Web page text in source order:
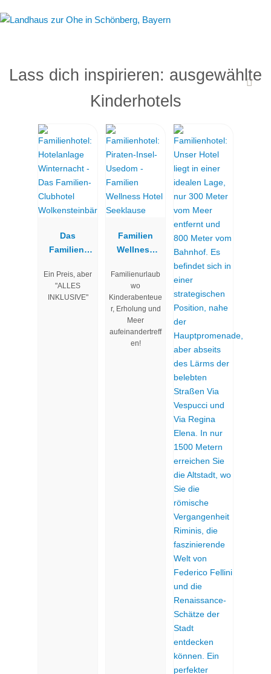
Lass dich inspirieren: ausgewählte
Kinderhotels
Das
Familien-
Wolkenstein
bär
Ein Preis, aber
"ALLES
INKLUSIVE"
Familien
Wellness
Seeklause
Familienurlaub
wo
Kinderabenteue
r, Erholung und
Meer
aufeinandertreff
en!